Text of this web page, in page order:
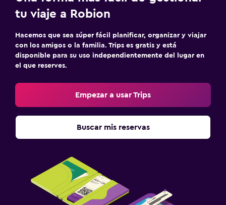
Comedor al aire libre
Área de picnic
Jardín
Sillas de playa
Parrilla
Almohada hipoalergénica
Para no fumadores
Entrada privada
tu viaje a Robion
Hacemos que sea súper fácil planificar, organizar y viajar
con los amigos o la familia. Trips es gratis y está
disponible para su uso independientemente del lugar en
el que reserves.
Empezar a usar Trips
Buscar mis reservas